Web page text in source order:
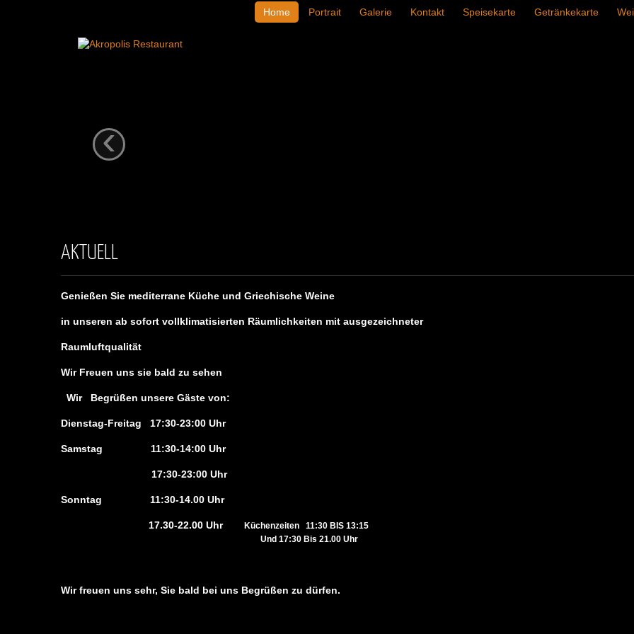
Home Portrait Galerie Kontakt Speisekarte Getränkekarte
‹
AKTUELL
Genießen Sie mediterrane Küche und Griechische Weine
in unseren ab sofort vollklimatisierten Räumlichkeiten mit ausgezeichneter
Raumluftqualität
Wir Freuen uns sie bald zu sehen
Wir Begrüßen unsere Gäste
Dienstag-Freitag 17:30-23:00 Uhr
Samstag 11:30-14:00 Uhr
17:30-23:00 Uhr
Sonntag 11:30-14.00 Uhr
17.30-22.00 Uhr
Küchenzeiten 11:30 BIS 13:15
Und 17:30 Bis 21.00 Uhr
Wir freuen uns sehr, Sie bald bei uns Begrüßen zu dürfen.